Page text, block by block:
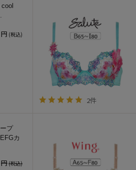
円 (税込)
2件
プ
カ
円(税込)